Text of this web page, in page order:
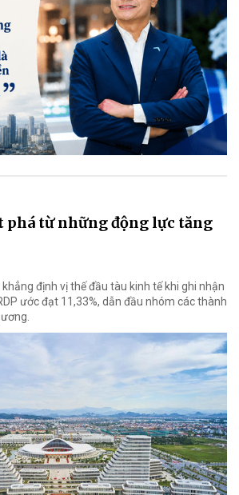
phá từ những động lực tăng
định vị thế đầu tàu kinh tế khi ghi nhận
ước đạt 11,33%, dẫn đầu nhóm các thành